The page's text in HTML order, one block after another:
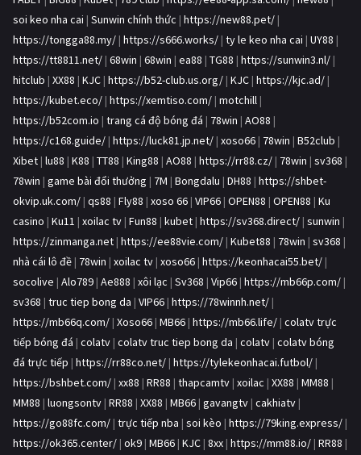
soi keo nha cai | Sunwin chính thức | https://new88.pet/ |
https://tongga88.my/ | https://s666.works/ | ty le keo nha cai | UY88 |
https://tt8811.net/ | 68win | 68win | ea88 | TG88 | https://sunwin3.nl/ |
hitclub | XX88 | KJC | https://b52-club.us.org/ | KJC | https://kjc.ad/ |
https://kubet.eco/ | https://xemtiso.com/ | motchill |
https://b52com.io | trang cá độ bóng đá | 78win | AO88 |
https://c168.guide/ | https://luck81.jp.net/ | xoso66 | 78win | B52club |
Xibet | lu88 | K88 | TT88 | King88 | AO88 | https://rr88.cz/ | 78win | sv368 |
78win | game bài đổi thưởng | 7M | Bongdalu | DH88 | https://shbet-
okvip.uk.com/ | qs88 | Fly88 | xoso 66 | VIP66 | OPEN88 | OPEN88 | Ku
casino | Ku11 | xoilac tv | Fun88 | kubet | https://sv368.direct/ | sunwin |
https://zinmanga.net | https://ee88vie.com/ | Kubet88 | 78win | sv368 |
nhà cái lô đề | 78win | xoilac tv | xoso66 | https://keonhacai55.bet/ |
socolive | Alo789 | Ae888 | xôi lạc | Sv368 | Vip66 | https://mb66p.com/ |
sv368 | truc tiep bong da | VIP66 | https://78winnh.net/ |
https://mb66q.com/ | Xoso66 | MB66 | https://mb66.life/ | colatv trực
tiếp bóng đá | colatv | colatv truc tiep bong da | colatv | colatv bóng
đá trực tiếp | https://rr88co.net/ | https://tylekeonhacai.futbol/ |
https://bshbet.com/ | xx88 | RR88 | thapcamtv | xoilac | XX88 | MM88 |
MM88 | luongsontv | RR88 | XX88 | MB66 | gavangtv | cakhiatv |
https://go88fc.com/ | trực tiếp nba | soi kèo | https://79king.express/ |
https://ok365.center/ | ok9 | MB66 | KJC | 8xx | https://mm88.io/ | RR88 |